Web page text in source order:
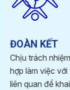
ĐOÀN KẾT
Chịu trách
hợp làm việc
liên quan để